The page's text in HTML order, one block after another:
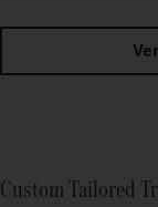
Custom Tailored